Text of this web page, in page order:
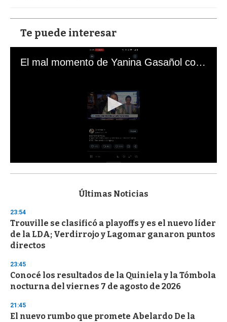
Te puede interesar
El mal momento de Yanina Gasañol con un hincha argentino en "Subrayado"
s
d
s
o
f
3
s
e
c
o
d
s
Últimas Noticias
23:54
Trouville se clasificó a playoffs y es el nuevo líder
de la LDA; Verdirrojo y Lagomar ganaron puntos
directos
23:45
Conocé los resultados de la Quiniela y la Tómbola
nocturna del viernes 7 de agosto de 2026
21:45
El nuevo rumbo que promete Abelardo De la